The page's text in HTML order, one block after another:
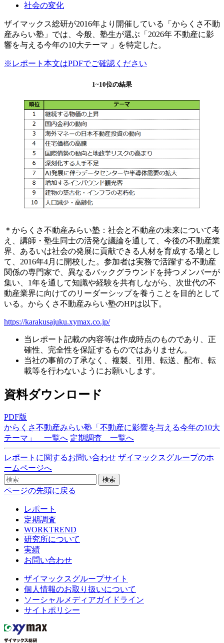
社会の変化
ザイマックス総研が2016年より開催している「からくさ不動
産みらい塾」では、今般、塾生が選ぶ「2026年 不動産に影
響を与える今年の10大テーマ 」を特定した。
※レポート本文はPDFでご確認ください
1~10位の結果
＊からくさ不動産みらい塾：社会と不動産の未来について考
え、講師・塾生同士の活発な議論を通して、今後の不動産業
界、あるいは社会の発展に貢献できる人材を育成する場とし
て、2016年4月に開校した。参加者は実務で活躍する不動産
関係の専門家で、異なるバックグラウンドを持つメンバーが
集い、1年を通して知識や経験を共有しながら、次世代の不
動産業界に向けてのリーダーシップを養うことを目的として
いる。からくさ不動産みらい塾のHPは以下。
https://karakusajuku.xymax.co.jp/
当レポート記載の内容等は作成時点のものであり、正
確性、完全性を保証するものではありません。
当社の事前の了承なく、複製、引用、転送、配布、転
載等を行わないようにお願いします。
資料ダウンロード
PDF版
からくさ不動産みらい塾「不動産に影響を与える今年の10大
テーマ」 一覧へ 定期調査 一覧へ
レポートに関するお問い合わせ ザイマックスグループのホ
ームページへ
検索
ページの先頭に戻る
レポート
定期調査
WORKTREND
研究所について
実績
お問い合わせ
ザイマックスグループサイト
個人情報のお取り扱いについて
ソーシャルメディアガイドライン
サイトポリシー